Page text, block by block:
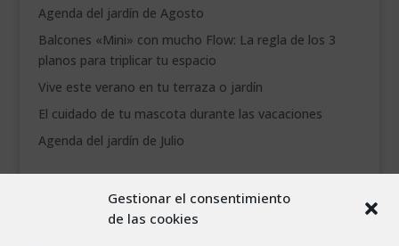
Gestionar el consentimiento
de las cookies
Agenda del jardín de Agosto
Balcones «Mini» con mucho Flow: La regla de los 3
planos para triplicar tu espacio
Vive este verano en tu terraza o jardín
El cuidado de tu mascota durante las vacaciones
Agenda del jardín de Julio
X J V S